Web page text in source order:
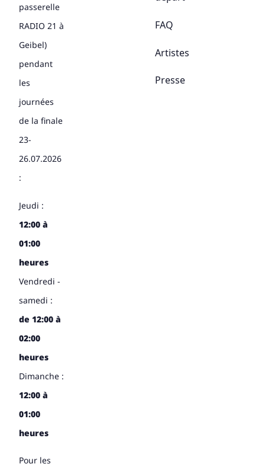
passerelle
RADIO 21 à
Geibel)
pendant
les
journées
de la finale
23-
26.07.2026
:
Jeudi :
12:00 à
01:00
heures
Vendredi -
samedi :
de 12:00 à
02:00
heures
Dimanche :
12:00 à
01:00
heures
Pour les
FAQ
Artistes
Presse